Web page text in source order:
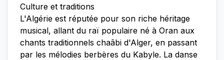
Culture et traditions
L'Algérie est réputée pour son riche héritage
musical, allant du raï populaire né à Oran aux
chants traditionnels chaâbi d'Alger, en passant
par les mélodies berbères du Kabyle. La danse